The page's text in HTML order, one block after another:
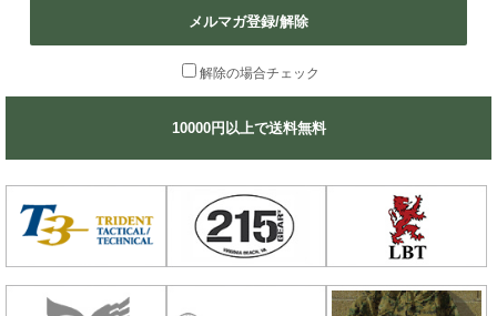
メルマガ登録/解除
解除の場合チェック
10000円以上で送料無料